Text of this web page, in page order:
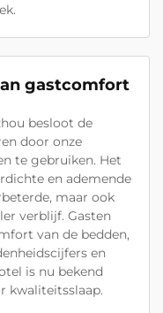
gastcomfort
besloot de
door onze
te gebruiken. Het
en ademende
maar ook
verblijf. Gasten
van de bedden,
en
is nu bekend
kwaliteitsslaap.